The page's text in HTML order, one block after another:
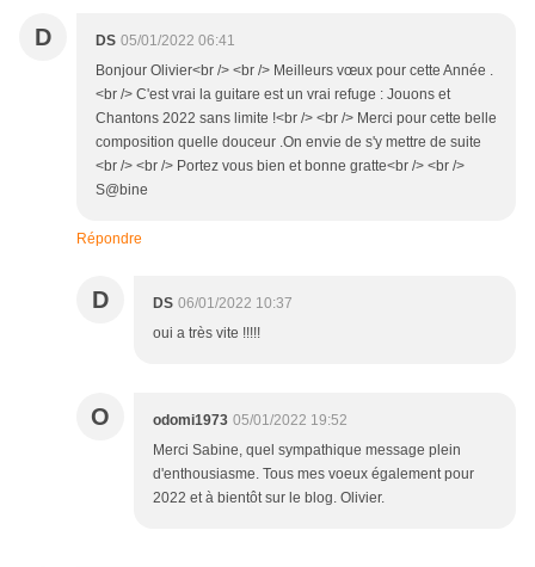
D DS 05/01/2022 06:41
Bonjour Olivier<br /> <br /> Meilleurs vœux pour cette Année .
<br /> C'est vrai la guitare est un vrai refuge : Jouons et
Chantons 2022 sans limite !<br /> <br /> Merci pour cette belle
composition quelle douceur .On envie de s'y mettre de suite
<br /> <br /> Portez vous bien et bonne gratte<br /> <br />
S@bine
Répondre
D DS 06/01/2022 10:37
oui a très vite !!!!!
O odomi1973 05/01/2022 19:52
Merci Sabine, quel sympathique message plein
d'enthousiasme. Tous mes voeux également pour
2022 et à bientôt sur le blog. Olivier.